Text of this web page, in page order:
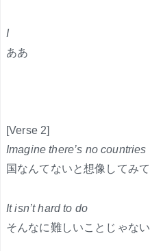
I
ああ
[Verse 2]
Imagine there’s no countries
国なんてないと想像してみて
It isn’t hard to do
そんなに難しいことじゃない